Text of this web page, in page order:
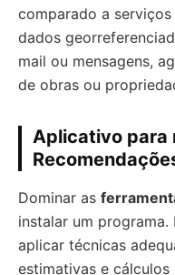
comparado a
dados
mail ou mensagens,
de obras ou
Aplicativo para
Dominar as
instalar um
aplicar técnicas
estimativas e cálculos